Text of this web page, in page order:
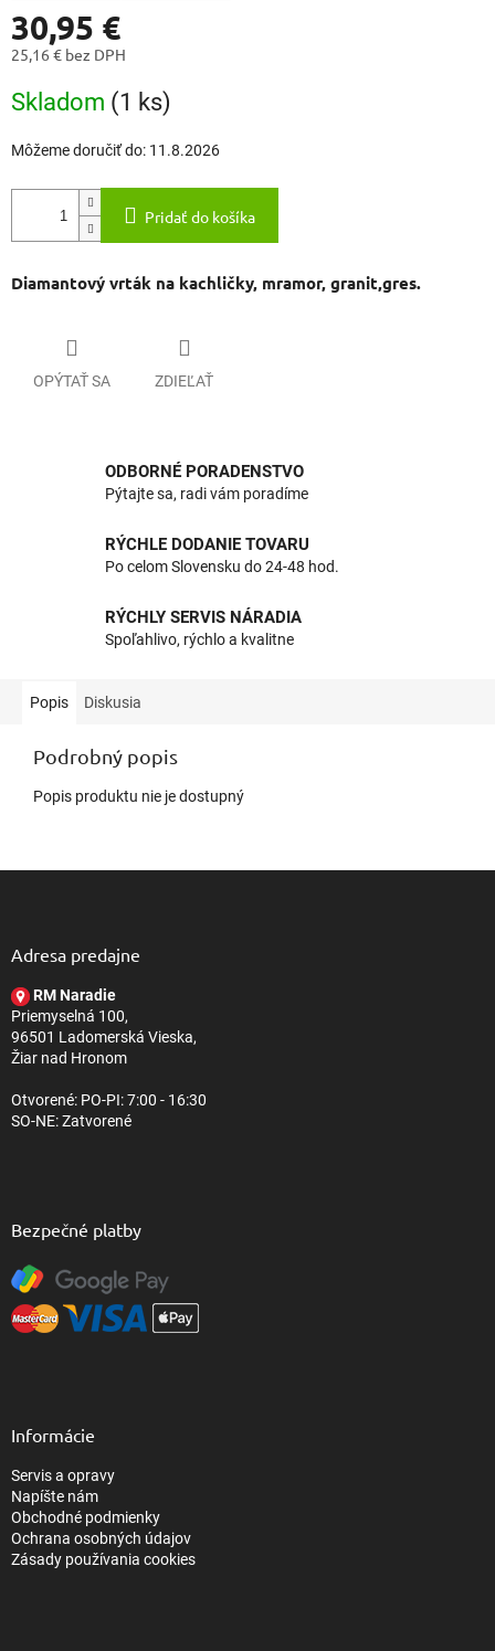
30,95 €
25,16 € bez DPH
cena:
Skladom (1 ks)
Môžeme doručiť do: 11.8.2026
Pridať do košíka
Diamantový vrták na kachličky, mramor, granit,gres.
OPÝTAŤ SA ZDIEĽAŤ
ODBORNÉ PORADENSTVO
Pýtajte sa, radi vám poradíme
RÝCHLE DODANIE TOVARU
Po celom Slovensku do 24-48 hod.
RÝCHLY SERVIS NÁRADIA
Spoľahlivo, rýchlo a kvalitne
Popis Diskusia
Podrobný popis
Popis produktu nie je dostupný
Adresa predajne
RM Naradie
Priemyselná 100,
96501 Ladomerská Vieska,
Žiar nad Hronom
Otvorené: PO-PI: 7:00 - 16:30
SO-NE: Zatvorené
Bezpečné platby
Informácie
Servis a opravy
Napíšte nám
Obchodné podmienky
Ochrana osobných údajov
Zásady používania cookies